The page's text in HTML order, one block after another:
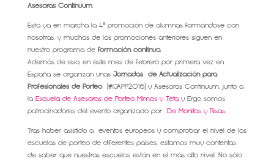
Asesoras Continuum.
Está ya en marcha la 4ª promoción de alumnas formándose con
nosotras, y muchas de las promociones anteriores siguen en
nuestro programa de formación continua.
Además de eso, en este mes de febrero por primera vez en
España se organizan unas Jornadas de Actualización para
Profesionales de Porteo(#IJAPP2016) y Asesoras Continuum, junto a
la Escuela de Asesoras de Porteo Mimos y Tetay Ergo somos
patrocinadores del evento organizado por De Monitos y Risas.
Tras haber asistido a eventos europeos y comprobar el nivel de las
escuelas de porteo de diferentes países, estamos muy contentas
de saber que nuestras escuelas están en el más alto nivel. No sólo